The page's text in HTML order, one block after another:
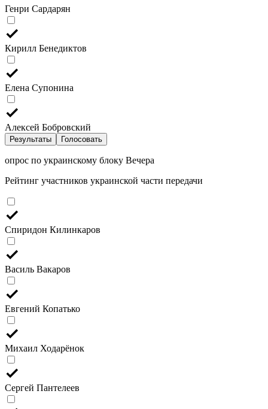
Генри Сардарян
Кирилл Бенедиктов
Елена Супонина
Алексей Бобровский
Результаты Голосовать
опрос по украинскому блоку Вечера
Рейтинг участников украинской части передачи
Спиридон Килинкаров
Василь Вакаров
Евгений Копатько
Михаил Ходарёнок
Сергей Пантелеев